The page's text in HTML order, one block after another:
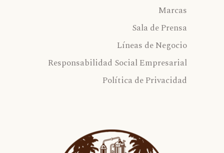
Marcas
Sala de Prensa
Líneas de Negocio
Responsabilidad Social Empresarial
Política de Privacidad